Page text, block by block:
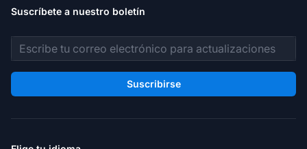
Suscríbete a nuestro boletín
Dirección de correo electrónico
Suscribirse